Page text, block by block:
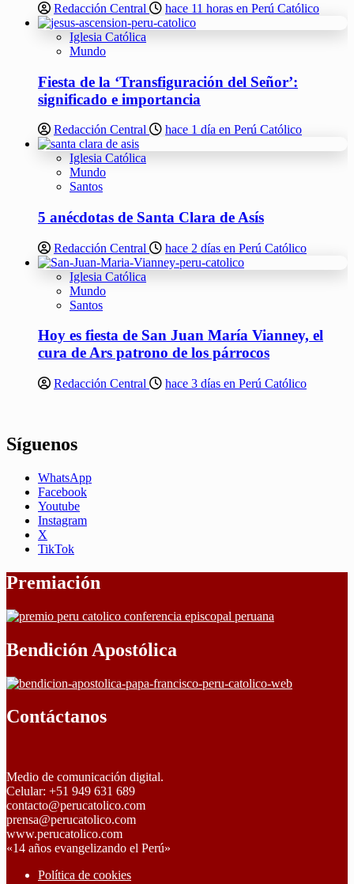
Redacción Central hace 11 horas en Perú Católico
Iglesia Católica
Mundo
Fiesta de la ‘Transfiguración del Señor’:
significado e importancia
Redacción Central hace 1 día en Perú Católico
Iglesia Católica
Mundo
Santos
5 anécdotas de Santa Clara de Asís
Redacción Central hace 2 días en Perú Católico
Iglesia Católica
Mundo
Santos
Hoy es fiesta de San Juan María Vianney, el
cura de Ars patrono de los párrocos
Redacción Central hace 3 días en Perú Católico
Síguenos
WhatsApp
Facebook
Youtube
Instagram
X
TikTok
Premiación
Bendición Apostólica
Contáctanos
Medio de comunicación digital.
Celular: +51 949 631 689
contacto@perucatolico.com
prensa@perucatolico.com
www.perucatolico.com
«14 años evangelizando el Perú»
Política de cookies